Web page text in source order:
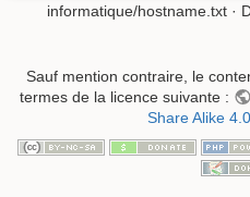
informatique/hostname.txt ·
Sauf mention contraire, le
termes de la licence suivante :
Share Alike